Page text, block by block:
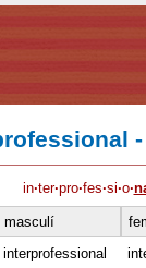
in·ter·pro·fes·si·o·
masculí
interprofessional